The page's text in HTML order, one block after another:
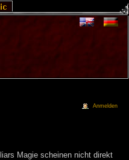
Magie scheinen nicht direkt
Anmelden